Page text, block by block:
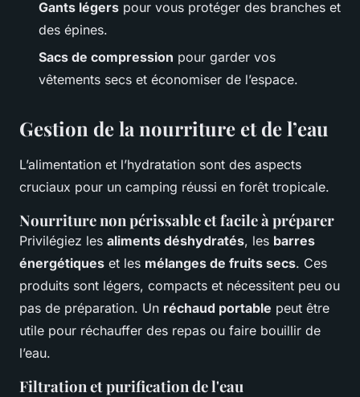
Gants légers pour vous protéger des branches et
des épines.
Sacs de compression pour garder vos
vêtements secs et économiser de l’espace.
Gestion de la nourriture et de l’eau
L’alimentation et l’hydratation sont des aspects
cruciaux pour un camping réussi en forêt tropicale.
Nourriture non périssable et facile à préparer
Privilégiez les aliments déshydratés, les barres
énergétiques et les mélanges de fruits secs. Ces
produits sont légers, compacts et nécessitent peu ou
pas de préparation. Un réchaud portable peut être
utile pour réchauffer des repas ou faire bouillir de
l’eau.
Filtration et purification de l'eau